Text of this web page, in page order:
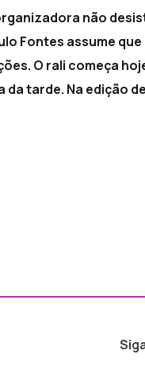
não
Fontes assume
O rali começa
da tarde. Na edição